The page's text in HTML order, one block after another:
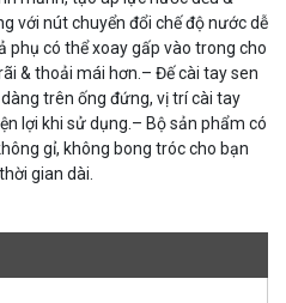
với nút chuyển đổi chế độ nước dễ
phụ có thể xoay gấp vào trong cho
& thoải mái hơn.– Đế cài tay sen
trên ống đứng, vị trí cài tay
lợi khi sử dụng.– Bộ sản phẩm có
gỉ, không bong tróc cho bạn
gian dài.